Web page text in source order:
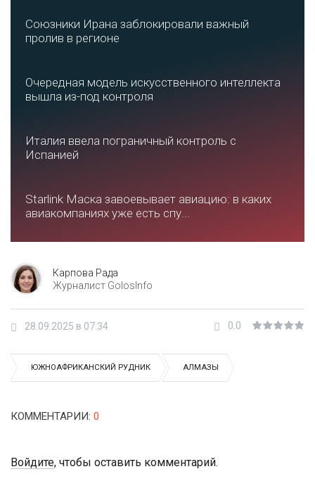
Союзники Ирана заблокировали важный
пролив в регионе
Очередная модель искусственного интеллекта
вышла из-под контроля
Италия ввела пограничный контроль с
Испанией
Starlink Маска завоевывает авиацию: в каких
авиакомпаниях уже есть спу...
Карпова Рада
Журналист GolosInfo
28.09.2025 в 07:34 0.0
ЮЖНОАФРИКАНСКИЙ РУДНИК АЛМАЗЫ
КОММЕНТАРИИ: 0
Войдите, чтобы оставить комментарий.